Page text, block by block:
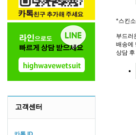
고객센터
*스킨
부드러
배송에
상담